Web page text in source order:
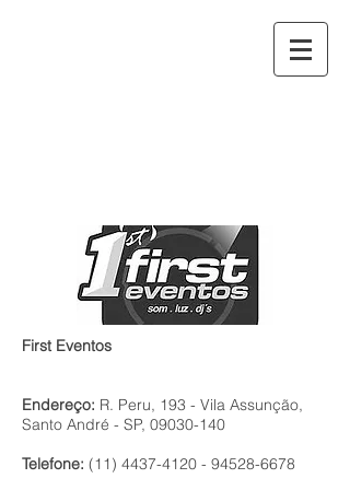
First Eventos
Endereço: R. Peru, 193 - Vila Assunção,
Santo André - SP, 09030-140
Telefone: (11) 4437-4120 - 94528-6678